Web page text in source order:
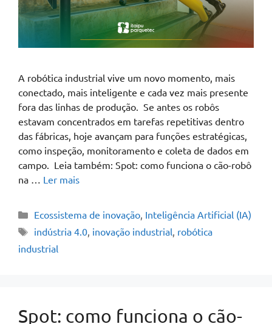
A robótica industrial vive um novo momento, mais
conectado, mais inteligente e cada vez mais presente
fora das linhas de produção. Se antes os robôs
estavam concentrados em tarefas repetitivas dentro
das fábricas, hoje avançam para funções estratégicas,
como inspeção, monitoramento e coleta de dados em
campo. Leia também: Spot: como funciona o cão-robô
na … Ler mais
Ecossistema de inovação, Inteligência Artificial (IA)
indústria 4.0, inovação industrial, robótica
industrial
Spot: como funciona o cão-